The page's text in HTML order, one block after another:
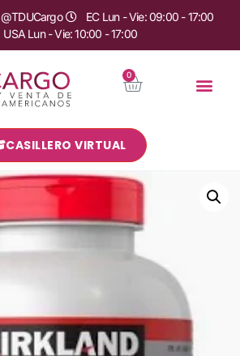
@TDUCargo
EC Lun - Vie: 09:00 - 17:00
USA Lun - Vie: 10:00 - 17:00
0
CASILLERO VIRTUAL